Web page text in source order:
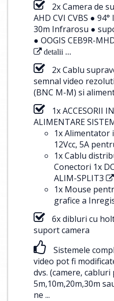
2x Camera de
AHD CVI CVBS ●
30m Infrarosu ●
● OOGIS CEB9R-
detalii ...
2x Cablu
semnal video
(BNC M-M) si
1x ACCESORII
ALIMENTARE
1x Alimentator
12Vcc, 5A
1x Cablu
Conectori 1x
ALIM-SPLIT3
1x Mouse
grafice a
6x dibluri cu
suport camera
Sistemele
video pot fi
dvs. (camere,
5m,10m,20m,30m
ne ...